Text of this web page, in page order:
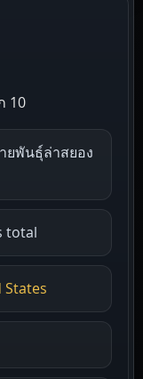
10
ยพันธุ์ล่าสยอง
total
States